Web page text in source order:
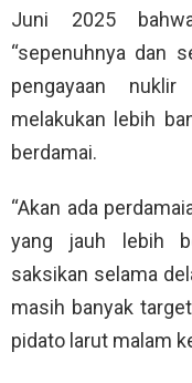
Juni 2025
“sepenuhnya dan
pengayaan
melakukan lebih
berdamai.
“Akan ada
yang jauh lebih
saksikan selama
masih banyak
pidato larut malam